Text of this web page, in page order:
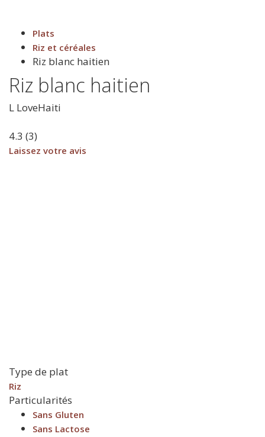
Plats
Riz et céréales
Riz blanc haitien
Riz blanc haitien
L LoveHaiti
4.3 (3)
Laissez votre avis
Type de plat
Riz
Particularités
Sans Gluten
Sans Lactose